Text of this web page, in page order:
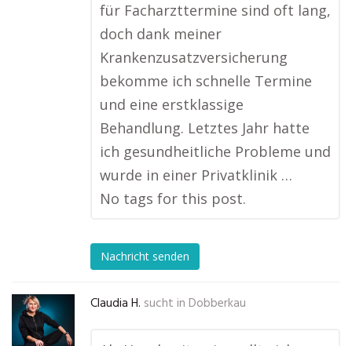
für Facharzttermine sind oft lang,
doch dank meiner
Krankenzusatzversicherung
bekomme ich schnelle Termine
und eine erstklassige
Behandlung. Letztes Jahr hatte
ich gesundheitliche Probleme und
wurde in einer Privatklinik …
No tags for this post.
Nachricht senden
Claudia H. sucht in Dobberkau